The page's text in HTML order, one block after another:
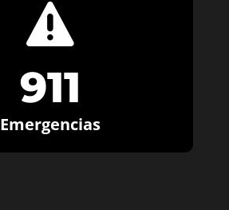

911
Emergencias